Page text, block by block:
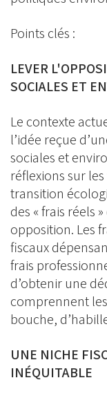
Points clés :
LEVER
SOCIALES ET
Le contexte
l’idée reçue
sociales et
réflexions sur
transition
des « frais réels
opposition. Les
fiscaux
frais
d’obtenir une
comprennent
bouche,
UNE NICHE
INÉQUITABLE